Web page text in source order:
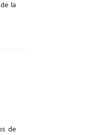
la
de